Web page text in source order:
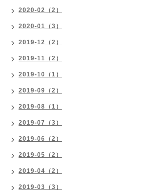
2020-02（2）
2020-01（3）
2019-12（2）
2019-11（2）
2019-10（1）
2019-09（2）
2019-08（1）
2019-07（3）
2019-06（2）
2019-05（2）
2019-04（2）
2019-03（3）